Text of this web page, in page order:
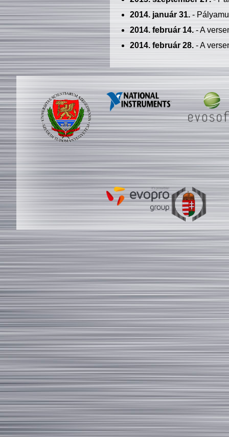
2014. január 31.-
2014. február 14.- A
2014. február 28.- A